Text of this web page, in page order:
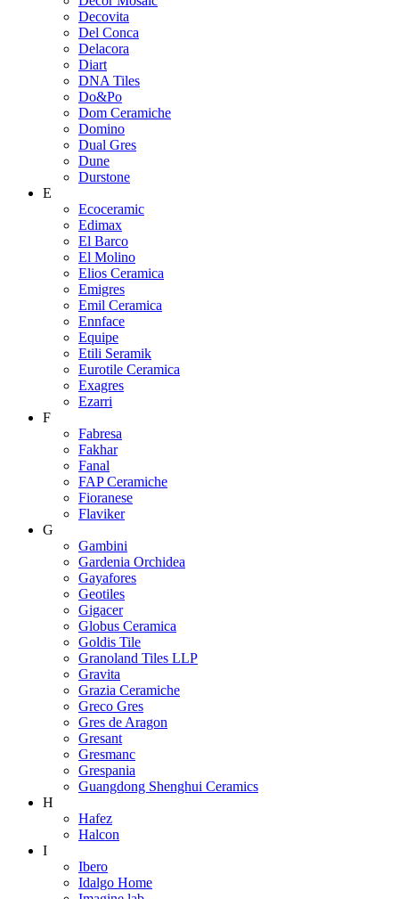
Decovita
Del Conca
Delacora
Diart
DNA Tiles
Do&Po
Dom Ceramiche
Domino
Dual Gres
Dune
Durstone
E
Ecoceramic
Edimax
El Barco
El Molino
Elios Ceramica
Emigres
Emil Ceramica
Ennface
Equipe
Etili Seramik
Eurotile Ceramica
Exagres
Ezarri
F
Fabresa
Fakhar
Fanal
FAP Ceramiche
Fioranese
Flaviker
G
Gambini
Gardenia Orchidea
Gayafores
Geotiles
Gigacer
Globus Ceramica
Goldis Tile
Granoland Tiles LLP
Gravita
Grazia Ceramiche
Greco Gres
Gres de Aragon
Gresant
Gresmanc
Grespania
Guangdong Shenghui Ceramics
H
Hafez
Halcon
I
Ibero
Idalgo Home